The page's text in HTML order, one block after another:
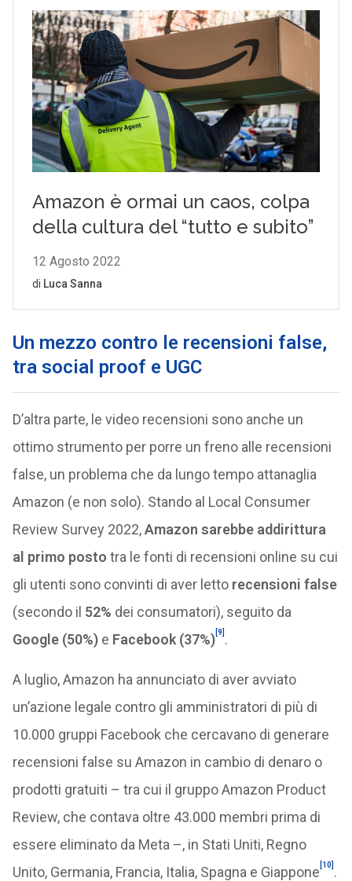
Un mezzo contro le recensioni false,
tra social proof e UGC
D’altra parte, le video recensioni sono anche un
ottimo strumento per porre un freno alle recensioni
false, un problema che da lungo tempo attanaglia
Amazon (e non solo). Stando al Local Consumer
Review Survey 2022,Amazon sarebbe addirittura
al primo posto tra le fonti di recensioni online su cui
gli utenti sono convinti di aver lettorecensioni false
(secondo il 52% dei consumatori), seguito da
Google (50%)e Facebook (37%)[9] .
A luglio, Amazon ha annunciato di aver avviato
un’azione legale contro gli amministratori di più di
10.000 gruppi Facebook che cercavano di generare
recensioni false su Amazon in cambio di denaro o
prodotti gratuiti – tra cui il gruppo Amazon Product
Review, che contava oltre 43.000 membri prima di
essere eliminato da Meta –, in Stati Uniti, Regno
Unito, Germania, Francia, Italia, Spagna e Giappone [10] .